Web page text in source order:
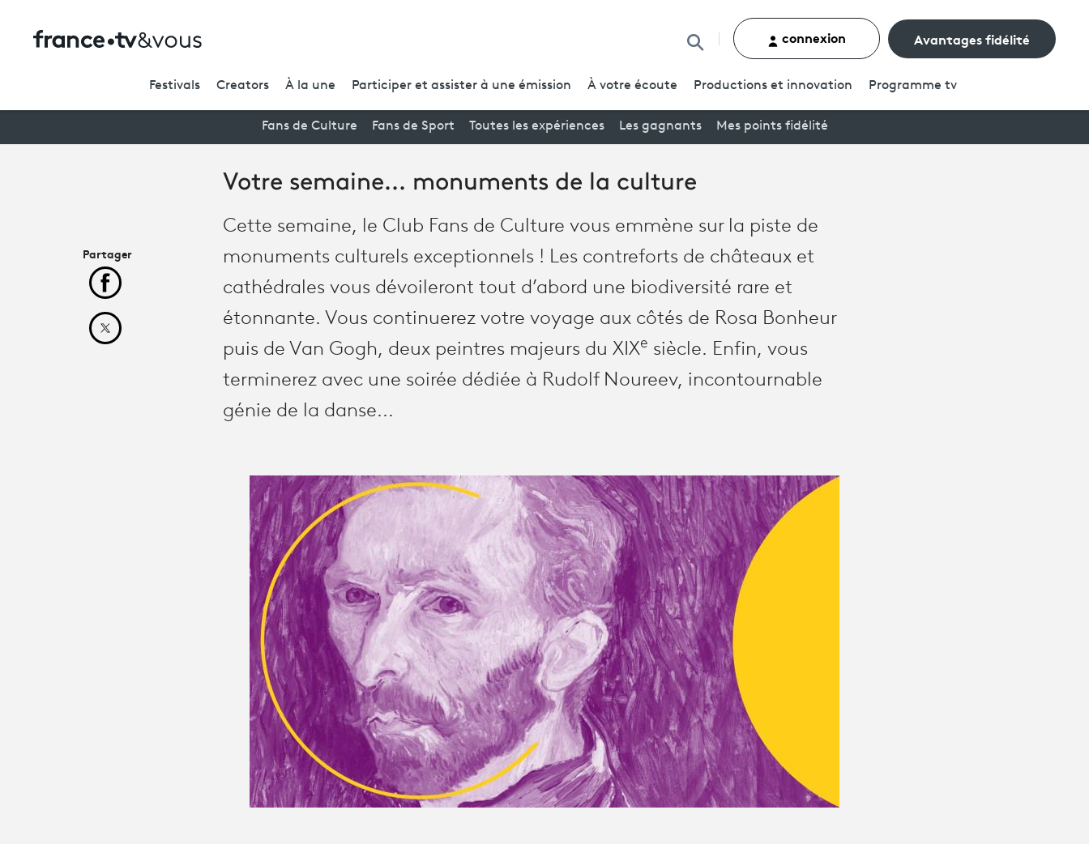
Rechercher un contenu
connexion Avantages fidélité
Festivals Creators À la une Participer et assister à une émission À votre écoute Productions et innovation Programme tv
Fans de Culture Fans de Sport Toutes les expériences Les gagnants Mes points fidélité
Votre semaine... monuments de la culture
Cette semaine, le Club Fans de Culture vous emmène sur la piste de
monuments culturels exceptionnels ! Les contreforts de châteaux et
cathédrales vous dévoileront tout d’abord une biodiversité rare et
étonnante. Vous continuerez votre voyage aux côtés de Rosa Bonheur
puis de Van Gogh, deux peintres majeurs du XIXe siècle. Enfin, vous
terminerez avec une soirée dédiée à Rudolf Noureev, incontournable
génie de la danse...
Partager
Partager cet article sur Facebook
Partager cet article sur X